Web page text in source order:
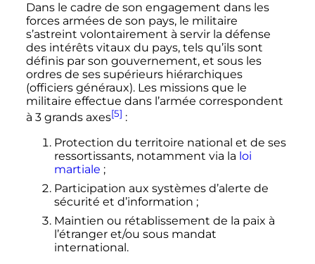
Dans le cadre de son engagement dans les
forces armées de son pays, le militaire
s’astreint volontairement à servir la défense
des intérêts vitaux du pays, tels qu’ils sont
définis par son gouvernement, et sous les
ordres de ses supérieurs hiérarchiques
(officiers généraux). Les missions que le
militaire effectue dans l’armée correspondent
à 3 grands axes[5] :
Protection du territoire national et de ses
ressortissants, notamment via la loi
martiale ;
Participation aux systèmes d’alerte de
sécurité et d’information ;
Maintien ou rétablissement de la paix à
l’étranger et/ou sous mandat
international.